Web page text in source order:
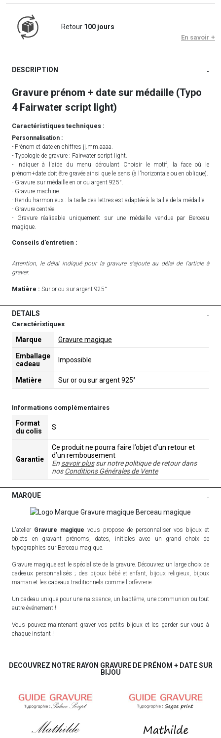
Retour 100 jours
En savoir +
DESCRIPTION -
Gravure prénom + date sur médaille (Typo
4 Fairwater script light)
Caractéristiques techniques :
Personnalisation :
- Prénom et date en chiffres jj.mm.aaaa.
- Typologie de gravure : Fairwater script light.
- Indiquer à l'aide du menu déroulant Choisir le motif, la face où le
prénom+date doit être gravée ainsi que le sens (à l'horizontale ou en oblique).
- Gravure sur médaille en or ou argent 925°.
- Gravure machine.
- Rendu harmonieux : la taille des lettres est adaptée à la taille de la médaille.
- Gravure centrée.
- Gravure réalisable uniquement sur une médaille vendue par Berceau
magique.
Conseils d’entretien :
Attention, le délai indiqué pour la gravure s'ajoute au délai de l'article à
graver.
Matière : Sur or ou sur argent 925°
DETAILS -
Caractéristiques
Marque Gravure magique
Emballage
cadeau
Impossible
Matière Sur or ou sur argent 925°
Informations complémentaires
Format
du colis
S
Garantie
Ce produit ne pourra faire l’objet d’un retour et
d’un rembousement
En savoir plussur notre politique de retour dans
nosConditions Générales de Vente
MARQUE -
L'atelier Gravure magique vous propose de personnaliser vos bijoux et
objets en gravant prénoms, dates, initiales avec un grand choix de
typographies sur Berceau magique.
Gravure magique est le spécialiste de la gravure. Découvrez un large choix de
cadeaux personnalisés ; des bijoux bébé et enfant bijoux religieux
bijoux
maman et les cadeaux traditionnels comme l'orfèvrerie
Un cadeau unique pour une naissance , un baptême , une communion ou tout
autre événement !
Vous pouvez maintenant graver vos petits bijoux et les garder sur vous à
chaque instant !
DECOUVREZ NOTRE RAYON GRAVURE DE PRÉNOM + DATE SUR
BIJOU